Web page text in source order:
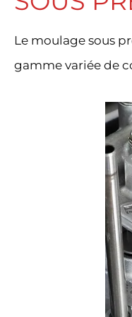
Le moulage sous
gamme variée de